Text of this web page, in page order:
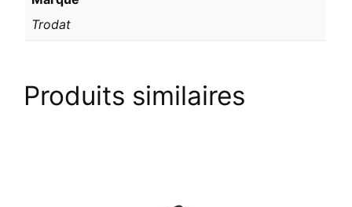
Trodat
Produits similaires